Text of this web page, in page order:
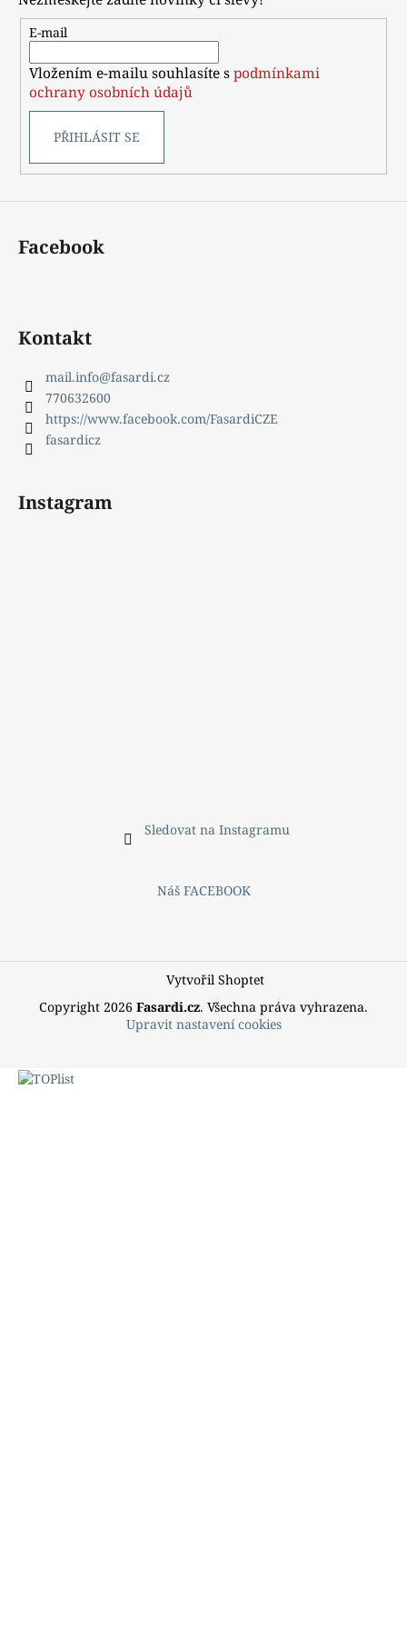
E-mail
Vložením e-mailu souhlasíte spodmínkami
ochrany osobních údajů
PŘIHLÁSIT SE
Facebook
Kontakt
mail.info@fasardi.cz
770632600
https://www.facebook.com/FasardiCZE
fasardicz
Instagram
Sledovat na Instagramu
Náš FACEBOOK
Vytvořil Shoptet
Copyright 2026 Fasardi.cz. Všechna práva vyhrazena.
Upravit nastavení cookies